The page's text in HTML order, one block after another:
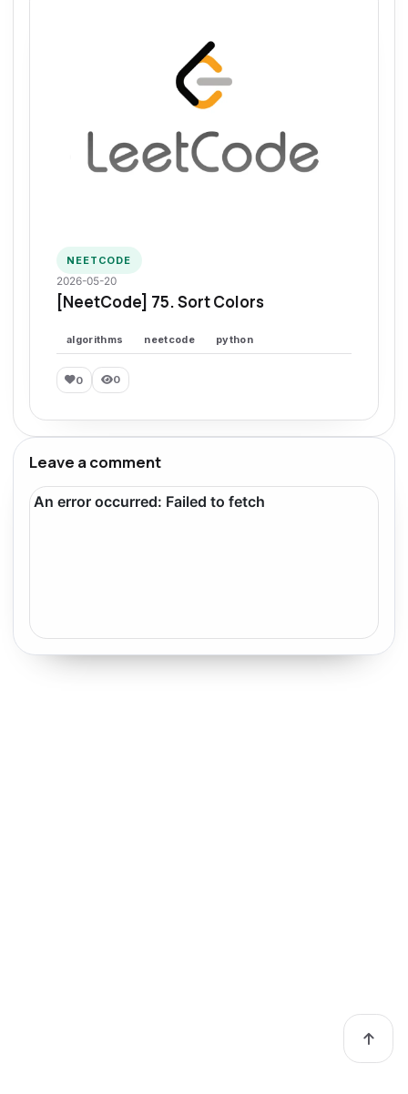
NEETCODE
2026-05-20
[NeetCode] 75. Sort Colors
algorithms neetcode python
0 0
Leave a comment